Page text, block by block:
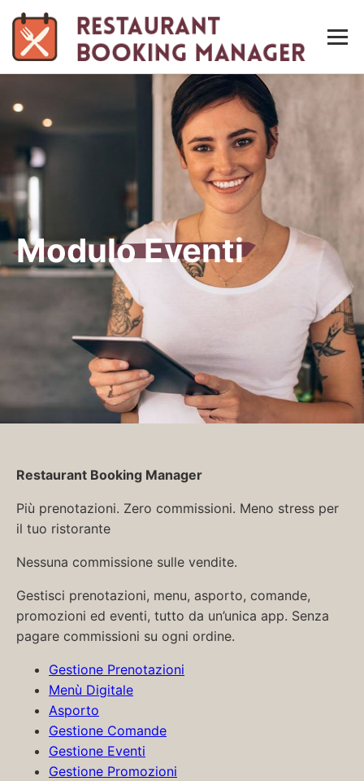
Modulo Eventi
Restaurant Booking Manager
Più prenotazioni. Zero commissioni. Meno stress per
il tuo ristorante
Nessuna commissione sulle vendite.
Gestisci prenotazioni, menu, asporto, comande,
promozioni ed eventi, tutto da un’unica app. Senza
pagare commissioni su ogni ordine.
Gestione Prenotazioni
Menù Digitale
Asporto
Gestione Comande
Gestione Eventi
Gestione Promozioni